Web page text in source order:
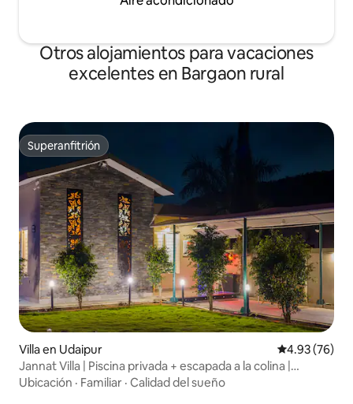
Otros alojamientos para vacaciones
excelentes en Bargaon rural
Superanfitrión
Superanfitrión
Villa en Udaipur Calificación
4.93 (76)
Jannat Villa | Piscina privada + escapada a la colina |
Udaipur
Ubicación · Familiar · Calidad del sueño